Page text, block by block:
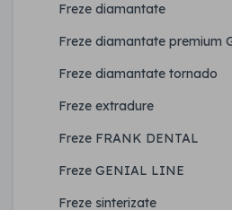
Freze diamantate
Freze diamantate premium
Freze diamantate tornado
Freze extradure
Freze FRANK DENTAL
Freze GENIAL LINE
Freze sinterizate